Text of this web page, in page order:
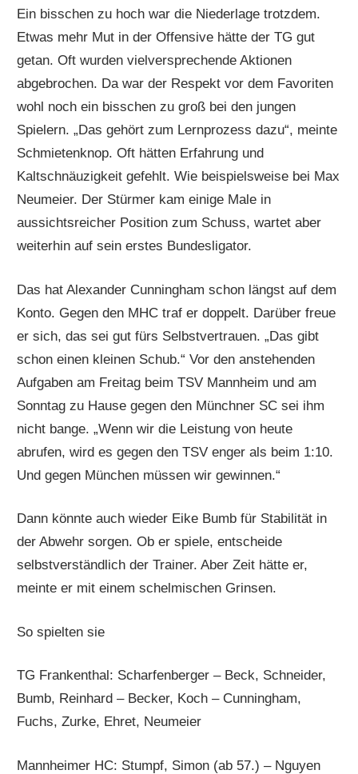
Ein bisschen zu hoch war die Niederlage trotzdem.
Etwas mehr Mut in der Offensive hätte der TG gut
getan. Oft wurden vielversprechende Aktionen
abgebrochen. Da war der Respekt vor dem Favoriten
wohl noch ein bisschen zu groß bei den jungen
Spielern. „Das gehört zum Lernprozess dazu“, meinte
Schmietenknop. Oft hätten Erfahrung und
Kaltschnäuzigkeit gefehlt. Wie beispielsweise bei Max
Neumeier. Der Stürmer kam einige Male in
aussichtsreicher Position zum Schuss, wartet aber
weiterhin auf sein erstes Bundesligator.
Das hat Alexander Cunningham schon längst auf dem
Konto. Gegen den MHC traf er doppelt. Darüber freue
er sich, das sei gut fürs Selbstvertrauen. „Das gibt
schon einen kleinen Schub.“ Vor den anstehenden
Aufgaben am Freitag beim TSV Mannheim und am
Sonntag zu Hause gegen den Münchner SC sei ihm
nicht bange. „Wenn wir die Leistung von heute
abrufen, wird es gegen den TSV enger als beim 1:10.
Und gegen München müssen wir gewinnen.“
Dann könnte auch wieder Eike Bumb für Stabilität in
der Abwehr sorgen. Ob er spiele, entscheide
selbstverständlich der Trainer. Aber Zeit hätte er,
meinte er mit einem schelmischen Grinsen.
So spielten sie
TG Frankenthal: Scharfenberger – Beck, Schneider,
Bumb, Reinhard – Becker, Koch – Cunningham,
Fuchs, Zurke, Ehret, Neumeier
Mannheimer HC: Stumpf, Simon (ab 57.) – Nguyen